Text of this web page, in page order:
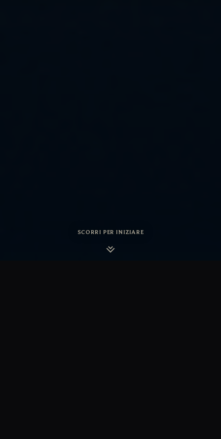
SCORRI PER INIZIARE